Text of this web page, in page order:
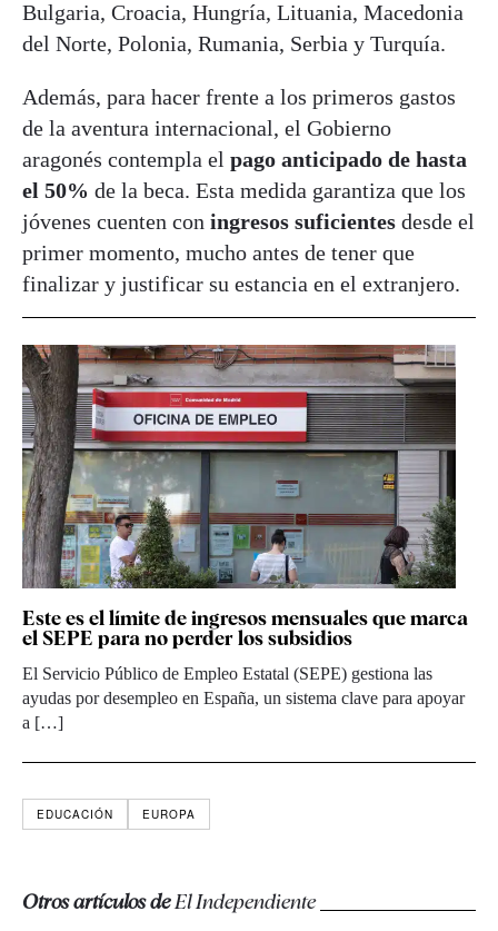
Bulgaria, Croacia, Hungría, Lituania, Macedonia
del Norte, Polonia, Rumania, Serbia y Turquía.
Además, para hacer frente a los primeros gastos
de la aventura internacional, el Gobierno
aragonés contempla el pago anticipado de hasta
el 50% de la beca. Esta medida garantiza que los
jóvenes cuenten con ingresos suficientes desde el
primer momento, mucho antes de tener que
finalizar y justificar su estancia en el extranjero.
Este es el límite de ingresos mensuales que marca
el SEPE para no perder los subsidios
El Servicio Público de Empleo Estatal (SEPE) gestiona las
ayudas por desempleo en España, un sistema clave para apoyar
a […]
EDUCACIÓN EUROPA
Otros artículos deEl Independiente